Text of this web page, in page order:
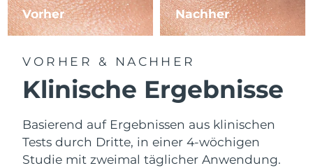
Vorher Nachher
VORHER & NACHHER
Klinische Ergebnisse
Basierend auf Ergebnissen aus klinischen
Tests durch Dritte, in einer 4-wöchigen
Studie mit zweimal täglicher Anwendung.